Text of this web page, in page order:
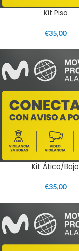
Kit Piso
€35,00
Kit Ático/Bajo
€35,00